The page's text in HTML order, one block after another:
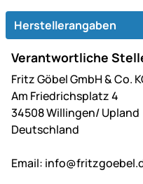
Herstellerangaben
Verantwortliche
Fritz Göbel GmbH & Co.
Am Friedrichsplatz 4
34508 Willingen/ Upland
Deutschland
Email: